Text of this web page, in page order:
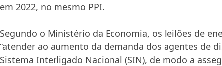
em 2022, no mesmo PPI.
Segundo o Ministério da Economia, os leilões de
“atender ao aumento da demanda dos agentes de
Sistema Interligado Nacional (SIN), de modo a